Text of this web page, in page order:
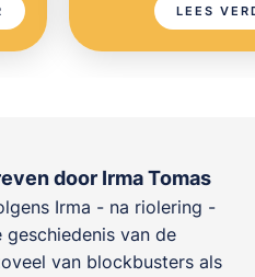
LEES
door Irma Tomas
Irma - na riolering -
van de
van blockbusters als